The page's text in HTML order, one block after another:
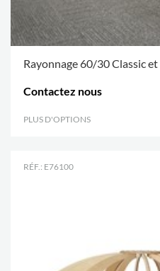
Contactez nous
PLUS D'OPTIONS
RÉF.: E76100